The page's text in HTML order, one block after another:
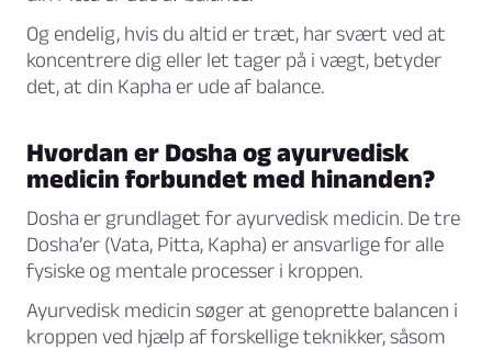
Og endelig, hvis du altid er træt, har svært ved at
koncentrere dig eller let tager på i vægt, betyder
det, at din Kapha er ude af balance.
Hvordan er Dosha og ayurvedisk
medicin forbundet med hinanden?
Dosha er grundlaget for ayurvedisk medicin. De tre
Dosha’er (Vata, Pitta, Kapha) er ansvarlige for alle
fysiske og mentale processer i kroppen.
Ayurvedisk medicin søger at genoprette balancen i
kroppen ved hjælp af forskellige teknikker, såsom